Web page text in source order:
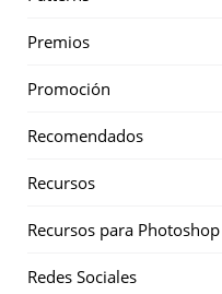
Premios
Promoción
Recomendados
Recursos
Recursos para Photoshop
Redes Sociales